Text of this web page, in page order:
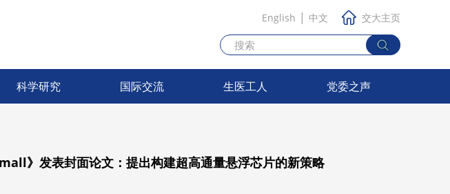
科学研究 国际交流 生医工人 党委之声
English | 中文 交大主页
》发表封面论文：提出构建超高通量悬浮芯片的新策略